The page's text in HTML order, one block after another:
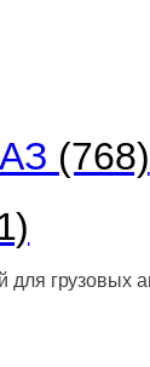
(768)
для